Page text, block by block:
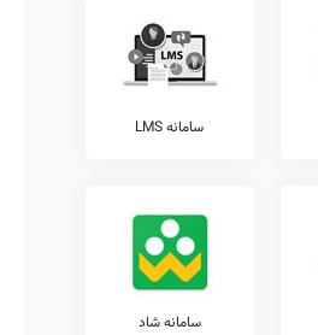
سامانه LMS
سامانه شاد